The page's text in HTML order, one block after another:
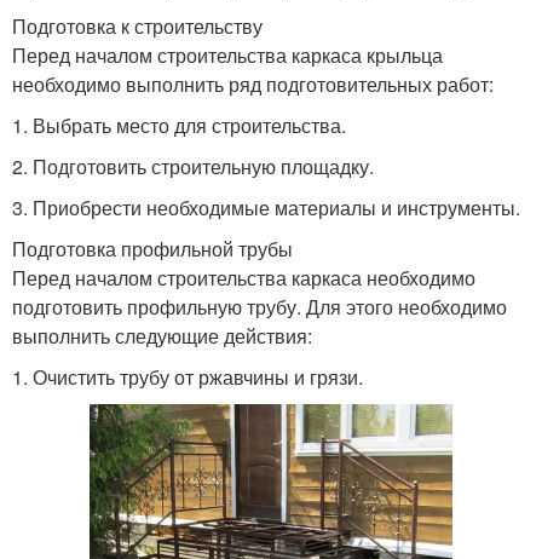
Подготовка к строительству
Перед началом строительства каркаса крыльца
необходимо выполнить ряд подготовительных работ:
1. Выбрать место для строительства.
2. Подготовить строительную площадку.
3. Приобрести необходимые материалы и инструменты.
Подготовка профильной трубы
Перед началом строительства каркаса необходимо
подготовить профильную трубу. Для этого необходимо
выполнить следующие действия:
1. Очистить трубу от ржавчины и грязи.